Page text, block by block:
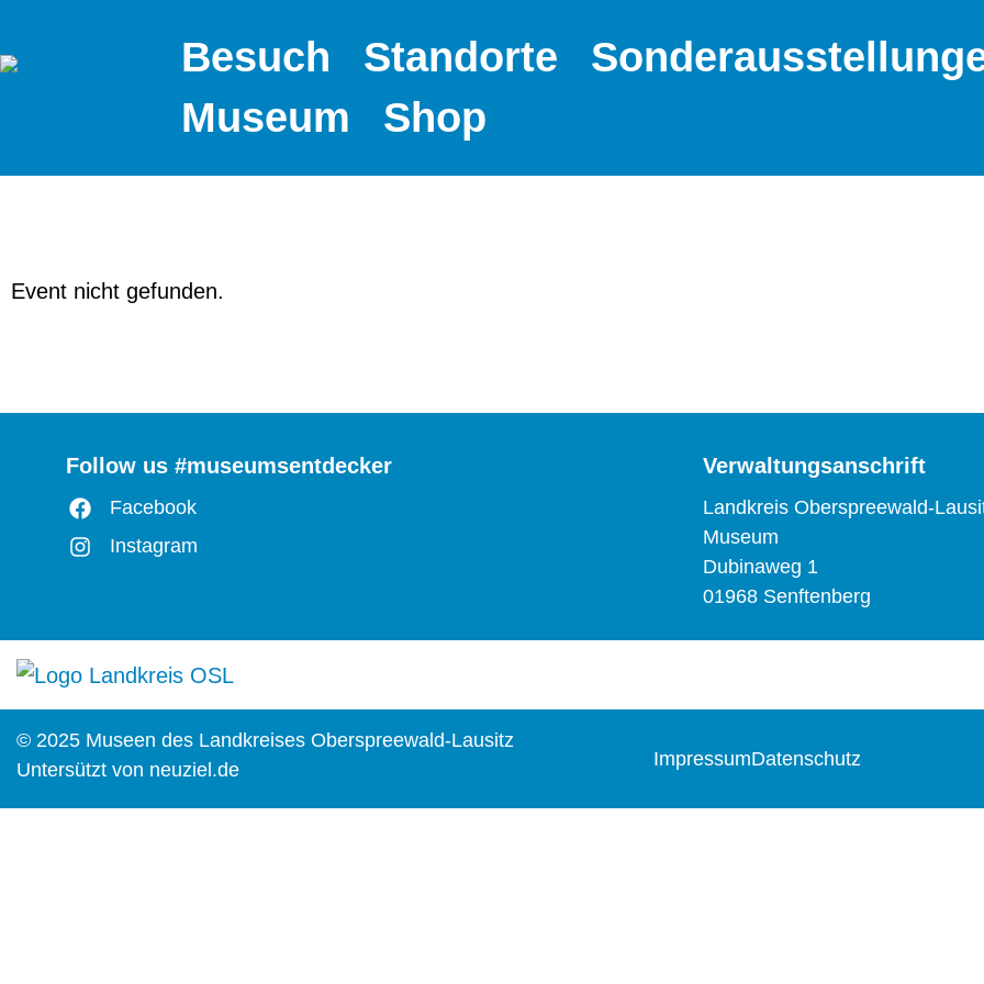
Besuch Standorte
Museum
Shop
Event nicht gefunden.
Follow us #museumsentdecker
Facebook
Instagram
Verwaltungsanschrift
Landkreis Oberspreewald-
Museum
Dubinaweg 1
01968 Senftenberg
© 2025 Museen des Landkreises Oberspreewald-Lausitz
Untersützt von neuziel.de
ImpressumDatenschutz